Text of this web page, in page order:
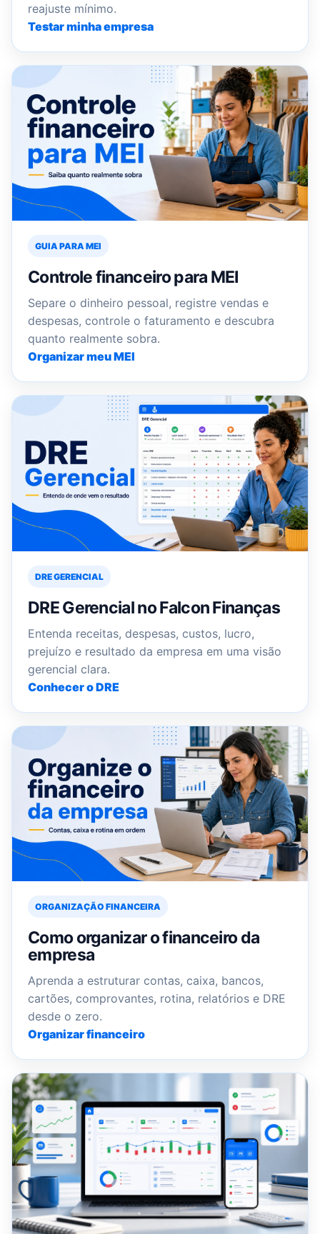
reajuste mínimo.
Testar minha empresa
GUIA PARA MEI
Controle financeiro para MEI
Separe o dinheiro pessoal, registre vendas e
despesas, controle o faturamento e descubra
quanto realmente sobra.
Organizar meu MEI
DRE GERENCIAL
DRE Gerencial no Falcon Finanças
Entenda receitas, despesas, custos, lucro,
prejuízo e resultado da empresa em uma visão
gerencial clara.
Conhecer o DRE
ORGANIZAÇÃO FINANCEIRA
Como organizar o financeiro da
empresa
Aprenda a estruturar contas, caixa, bancos,
cartões, comprovantes, rotina, relatórios e DRE
desde o zero.
Organizar financeiro